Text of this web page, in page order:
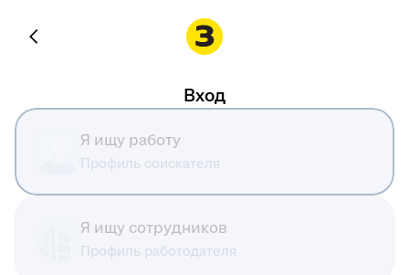
Вход
Я ищу работу
Профиль соискателя
Я ищу сотрудников
Профиль работодателя